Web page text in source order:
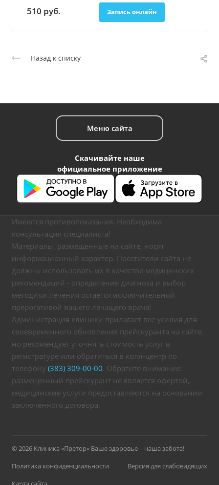
510 руб. Запись онлайн
Назад к списку
Меню сайта
Скачивайте наше
официальное приложение
Имеются противопоказания. Необходима
консультация специалиста!
Материалы, размещенные на сайте, носят
информационный характер. Посетители сайта не
должны использовать их в качестве медицинских
рекомендаций - определение диагноза и выбор
методики лечения остается исключительной
прерогативой вашего лечащего врача!
Администрация клиники прилагает все усилия для
своевременного обновления прейскуранта на сайте,
но рекомендует уточнять стоимость услуг в
регистратуре или обратиться в колл-центр по
телефону (383) 309-00-00. Обратите внимание:
размещенный прейскурант не является офертой,
медицинские услуги предоставляются на основании
заключенного договора.
© 2026 Клиника «Претор» Ваше здоровье – наша забота!
Политика конфиденциальности
Версия для слабовидящих